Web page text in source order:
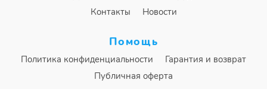
Контакты
Новости
Помощь
Политика конфиденциальности
Гарантия и возврат
Публичная оферта